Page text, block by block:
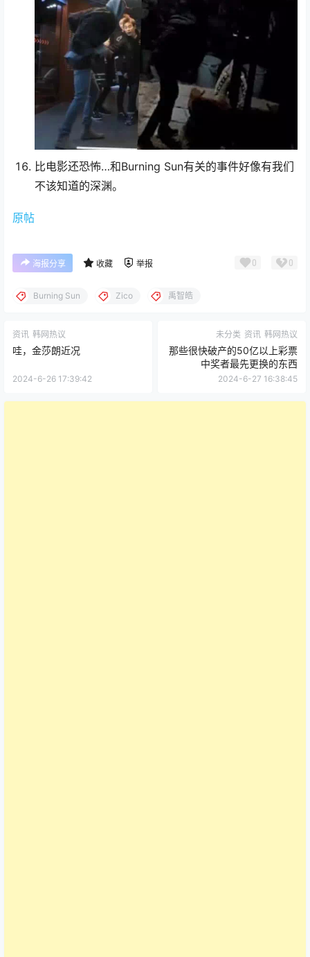
比电影还恐怖…和Burning Sun有关的事件好像有我们
不该知道的深渊。
原帖
海报分享 收藏 举报 0 0
Burning Sun Zico 禹智皓
资讯 韩网热议
哇，金莎朗近况
2024-6-26 17:39:42
未分类 资讯 韩网热议
那些很快破产的50亿以上彩票
中奖者最先更换的东西
2024-6-27 16:38:45